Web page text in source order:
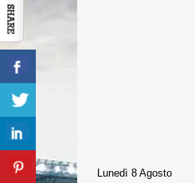
Lunedì 8 Agosto